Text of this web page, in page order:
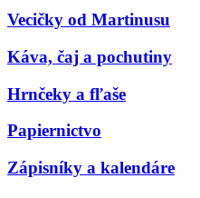
Vecičky od Martinusu
Káva, čaj a pochutiny
Hrnčeky a fľaše
Papiernictvo
Zápisníky a kalendáre